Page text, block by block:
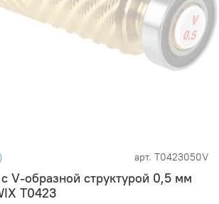
арт. T0423050V
V-образной структурой 0,5 мм
T0423